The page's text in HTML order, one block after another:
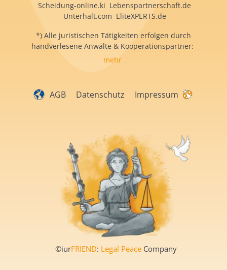
Scheidung-online.ki Lebenspartnerschaft.de
Unterhalt.com EliteXPERTS.de
*) Alle juristischen Tätigkeiten erfolgen durch
handverlesene Anwälte & Kooperationspartner:
mehr
AGB Datenschutz Impressum
©iurFRIEND: Legal Peace Company